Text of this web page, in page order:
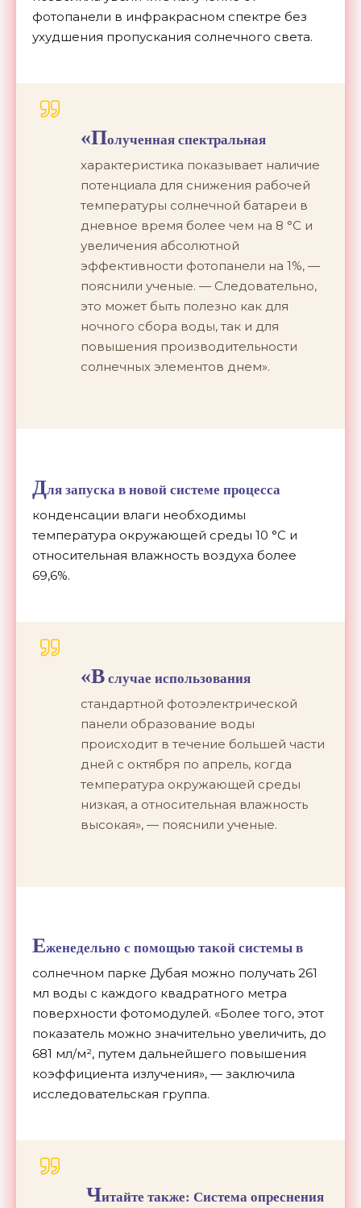
фотопанели в инфракрасном спектре без
ухудшения пропускания солнечного света.
«Полученная спектральная
характеристика показывает наличие
потенциала для снижения рабочей
температуры солнечной батареи в
дневное время более чем на 8 °C и
увеличения абсолютной
эффективности фотопанели на 1%, —
пояснили ученые. — Следовательно,
это может быть полезно как для
ночного сбора воды, так и для
повышения производительности
солнечных элементов днем».
Для запуска в новой системе процесса
конденсации влаги необходимы
температура окружающей среды 10 °C и
относительная влажность воздуха более
69,6%.
«Вслучае использования
стандартной фотоэлектрической
панели образование воды
происходит в течение большей части
дней с октября по апрель, когда
температура окружающей среды
низкая, а относительная влажность
высокая», — пояснили ученые.
Еженедельно с помощью такой системы в
солнечном парке Дубая можно получать 261
мл воды с каждого квадратного метра
поверхности фотомодулей. «Более того, этот
показатель можно значительно увеличить, до
681 мл/м², путем дальнейшего повышения
коэффициента излучения», — заключила
исследовательская группа.
Читайте также: Система опреснения